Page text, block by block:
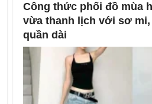
Công thức phối đồ mùa
vừa thanh lịch với sơ mi,
quần dài